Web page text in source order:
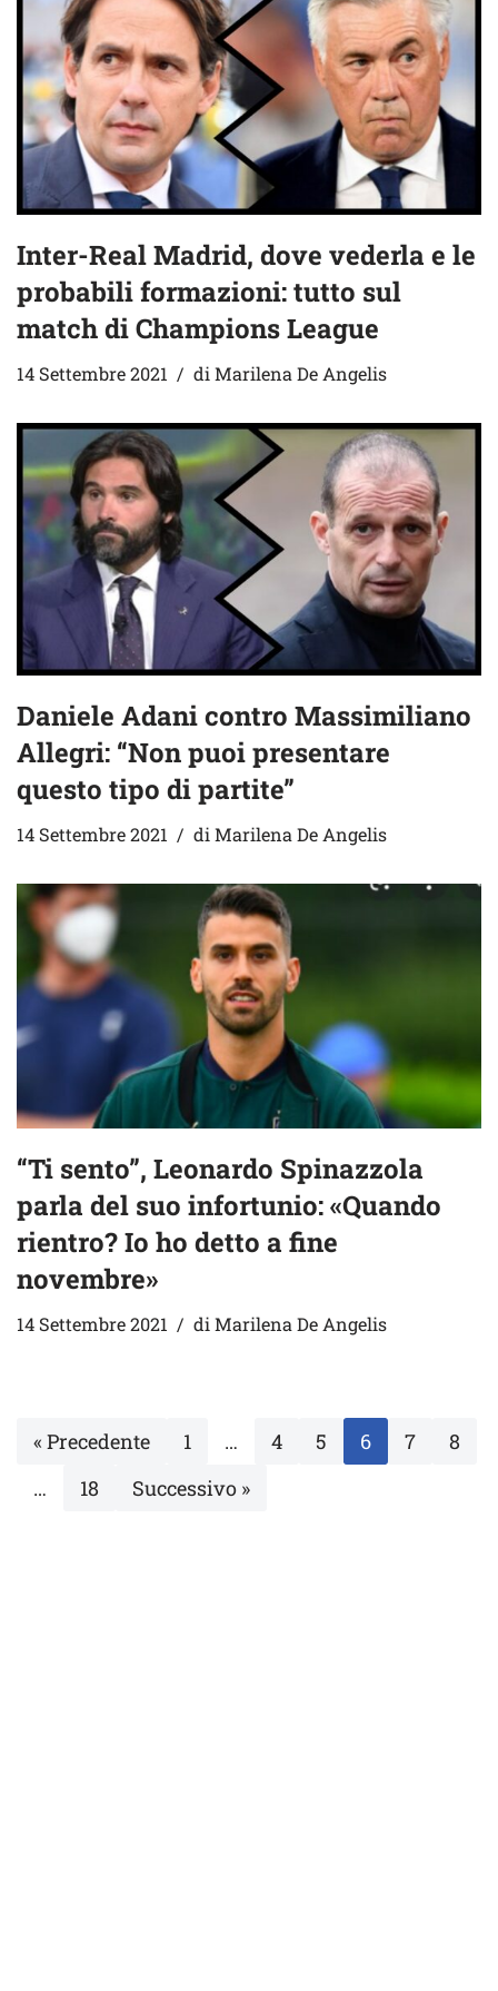
Inter-Real Madrid, dove vederla e le
probabili formazioni: tutto sul
match di Champions League
14 Settembre 2021 diMarilena De Angelis
Daniele Adani contro Massimiliano
Allegri: “Non puoi presentare
questo tipo di partite”
14 Settembre 2021 di Marilena De Angelis
“Ti sento”, Leonardo Spinazzola
parla del suo infortunio: «Quando
rientro? Io ho detto a fine
novembre»
14 Settembre 2021 di Marilena De Angelis
« Precedente 1 … 4 5 6 7
8
…
18 Successivo »